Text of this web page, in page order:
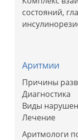
состояний,
Аритмии
Причины
Диагностика
Виды
Лечение
Аритмологи